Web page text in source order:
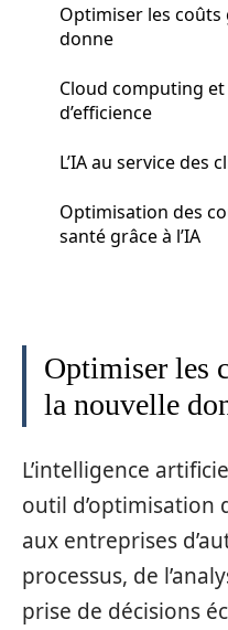
Optimiser les coûts
donne
Cloud computing
d’efficience
L’IA au service des
Optimisation des
santé grâce à l’IA
Optimiser les
la nouvelle
L’intelligence
outil d’optimisation
aux entreprises
processus, de
prise de décisions